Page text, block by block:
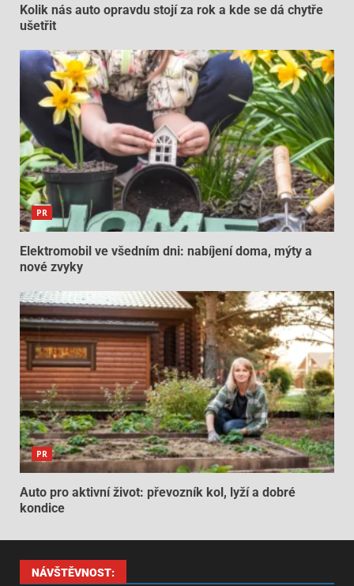
Kolik nás auto opravdu stojí za rok a kde se dá chytře
ušetřit
PR
Elektromobil ve všedním dni: nabíjení doma, mýty a
nové zvyky
PR
Auto pro aktivní život: převozník kol, lyží a dobré
kondice
NÁVŠTĚVNOST: